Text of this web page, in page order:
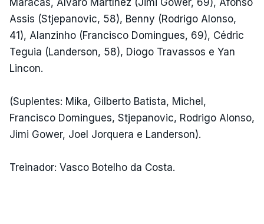
Assis (Stjepanovic, 58), Benny (Rodrigo Alonso,
41), Alanzinho (Francisco Domingues, 69), Cédric
Teguia (Landerson, 58), Diogo Travassos e Yan
Lincon.
(Suplentes: Mika, Gilberto Batista, Michel,
Francisco Domingues, Stjepanovic, Rodrigo Alonso,
Jimi Gower, Joel Jorquera e Landerson).
Treinador: Vasco Botelho da Costa.